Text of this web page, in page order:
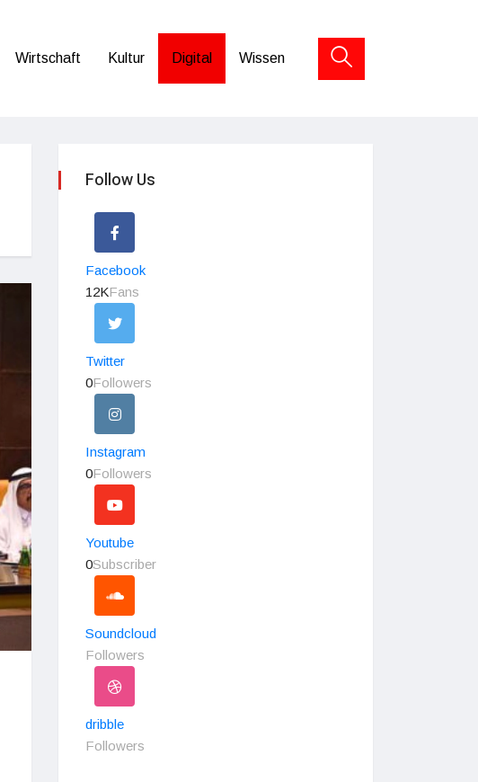
Wirtschaft Kultur Digital Wissen
Follow Us
Facebook
12KFans
Twitter
0Followers
Instagram
0Followers
Youtube
0Subscriber
Soundcloud
Followers
dribble
Followers